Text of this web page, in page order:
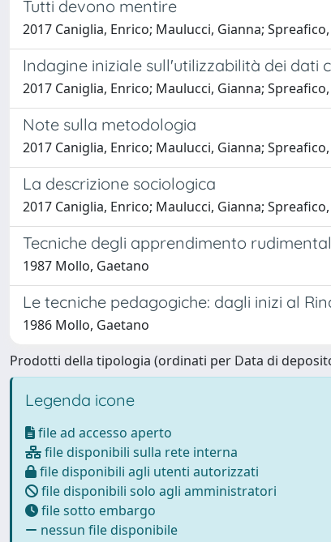
Tutti devono mentire
2017 Caniglia, Enrico; Maulucci, Gianna;
Indagine iniziale sull'utilizzabilità dei dati
2017 Caniglia, Enrico; Maulucci, Gianna;
Note sulla metodologia
2017 Caniglia, Enrico; Maulucci, Gianna;
La descrizione sociologica
2017 Caniglia, Enrico; Maulucci, Gianna;
Tecniche degli apprendimento
1987 Mollo, Gaetano
Le tecniche pedagogiche: dagli inizi al
1986 Mollo, Gaetano
Prodotti della tipologia (ordinati per Data di
Legenda icone
file ad accesso aperto
file disponibili sulla rete interna
file disponibili agli utenti autorizzati
file disponibili solo agli amministratori
file sotto embargo
nessun file disponibile